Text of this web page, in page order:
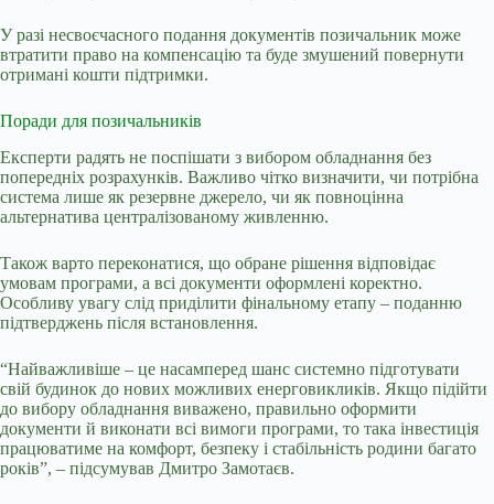
У разі несвоєчасного подання документів позичальник може
втратити право на компенсацію та буде змушений повернути
отримані кошти підтримки.
Поради для позичальників
Експерти радять не поспішати з вибором обладнання без
попередніх розрахунків. Важливо чітко визначити, чи потрібна
система лише як резервне джерело, чи як повноцінна
альтернатива централізованому живленню.
Також варто переконатися, що обране рішення відповідає
умовам програми, а всі документи оформлені коректно.
Особливу увагу слід приділити фінальному етапу – поданню
підтверджень після встановлення.
“Найважливіше – це насамперед шанс системно підготувати
свій будинок до нових можливих енерговикликів. Якщо підійти
до вибору обладнання виважено, правильно оформити
документи й виконати всі вимоги програми, то така інвестиція
працюватиме на комфорт, безпеку і стабільність родини багато
років”, – підсумував Дмитро Замотаєв.